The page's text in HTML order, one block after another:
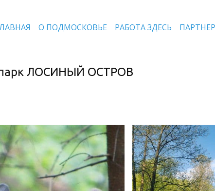
О ПОДМОСКОВЬЕ РАБОТА ЗДЕСЬ
ЛОСИНЫЙ ОСТРОВ